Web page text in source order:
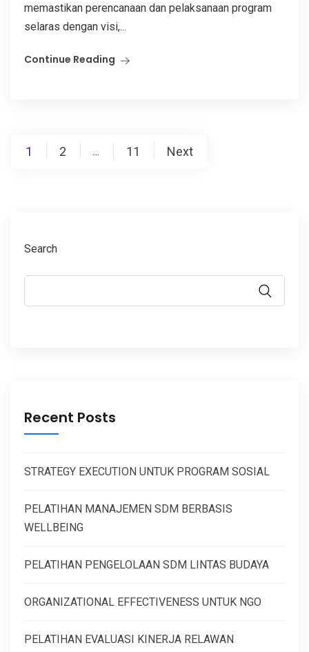
memastikan perencanaan dan pelaksanaan program
selaras dengan visi,...
Continue Reading
Posts
1 2 … 11 Next
Search
Recent Posts
STRATEGY EXECUTION UNTUK PROGRAM SOSIAL
PELATIHAN MANAJEMEN SDM BERBASIS
WELLBEING
PELATIHAN PENGELOLAAN SDM LINTAS BUDAYA
ORGANIZATIONAL EFFECTIVENESS UNTUK NGO
PELATIHAN EVALUASI KINERJA RELAWAN